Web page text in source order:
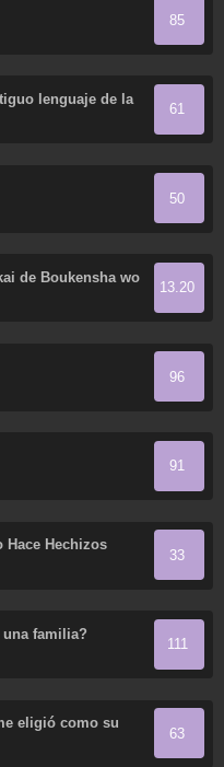
85
lenguaje de la
61
50
de Boukensha wo
13.20
96
91
Hace Hechizos
33
familia?
111
eligió como su
63